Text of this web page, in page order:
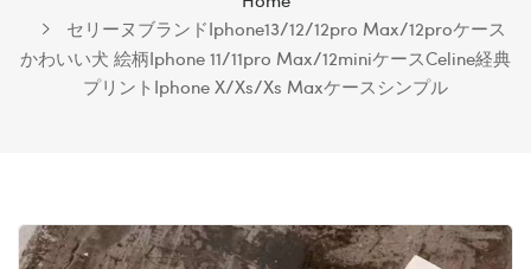
セリーヌブランドiphone13/12/12pro Max/12proケース
かわいい犬 絵柄iphone 11/11pro Max/12miniケースCeline経典
プリントiphone X/xs/xs Maxケースシンプル